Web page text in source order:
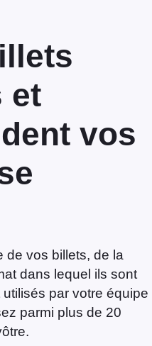
et
vos
de vos billets, de la
dans lequel ils sont
par votre équipe
parmi plus de 20